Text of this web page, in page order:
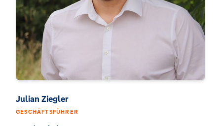
Julian Ziegler
GESCHÄFTSFÜHRER